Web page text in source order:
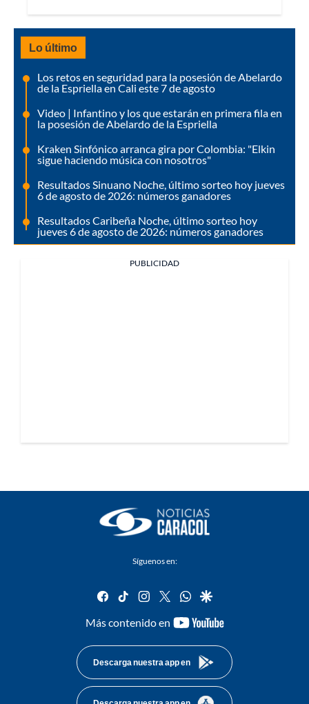
Lo último
Los retos en seguridad para la posesión de Abelardo
de la Espriella en Cali este 7 de agosto
Video | Infantino y los que estarán en primera fila en
la posesión de Abelardo de la Espriella
Kraken Sinfónico arranca gira por Colombia: "Elkin
sigue haciendo música con nosotros"
Resultados Sinuano Noche, último sorteo hoy jueves
6 de agosto de 2026: números ganadores
Resultados Caribeña Noche, último sorteo hoy
jueves 6 de agosto de 2026: números ganadores
PUBLICIDAD
Síguenos en:
facebook
tiktok instagram
twitterwhatsapp
google
Más contenido en
youtube-
Descarga nuestra app en